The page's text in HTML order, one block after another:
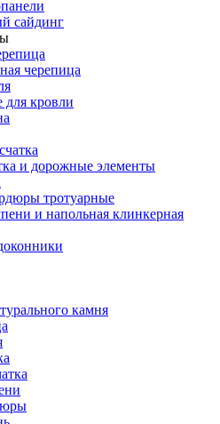
сайдинг
черепица
кровли
и дорожные элементы
тротуарные
и напольная клинкерная
камня